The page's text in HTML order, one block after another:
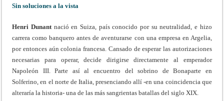
Sin soluciones a la vista
Henri Dunantnació en Suiza, país conocido por su neutralidad, e hizo
carrera como banquero antes de aventurarse con una empresa en Argelia,
por entonces aún colonia francesa. Cansado de esperar las autorizaciones
necesarias para operar, decide dirigirse directamente al emperador
Napoleón III. Parte así al encuentro del sobrino de Bonaparte en
Solferino, en el norte de Italia, presenciando allí -en una coincidencia que
alteraría la historia- una de las más sangrientas batallas del siglo XIX.